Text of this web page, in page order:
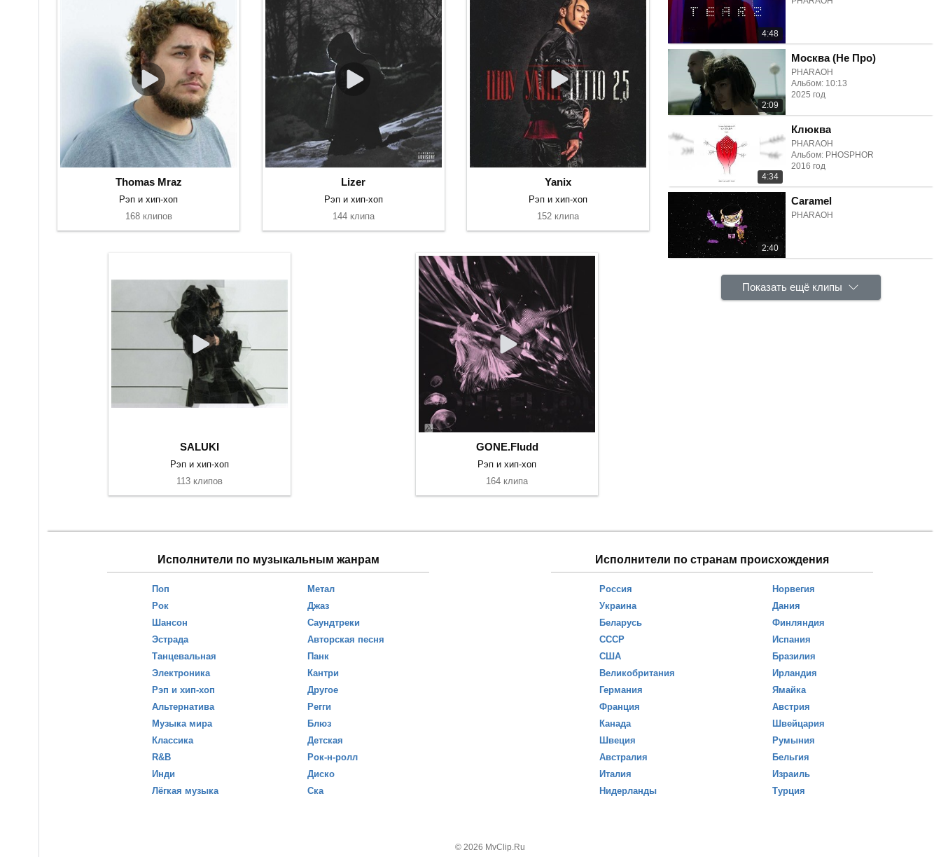
4:48
2:09
Москва (Не Про)
PHARAOH
Альбом: 10:13
2025 год
4:34
Клюква
PHARAOH
Альбом: PHOSPHOR
2016 год
2:40
Caramel
PHARAOH
Показать ещё клипы
Thomas Mraz
Рэп и хип-хоп
168 клипов
Lizer
Рэп и хип-хоп
144 клипа
Yanix
Рэп и хип-хоп
152 клипа
SALUKI
Рэп и хип-хоп
113 клипов
GONE.Fludd
Рэп и хип-хоп
164 клипа
Исполнители по музыкальным жанрам
Поп
Рок
Шансон
Эстрада
Танцевальная
Электроника
Рэп и хип-хоп
Альтернатива
Музыка мира
Классика
R&B
Инди
Лёгкая музыка
Метал
Джаз
Саундтреки
Авторская песня
Панк
Кантри
Другое
Регги
Блюз
Детская
Рок-н-ролл
Диско
Ска
Исполнители по странам происхождения
Россия
Украина
Беларусь
СССР
США
Великобритания
Германия
Франция
Канада
Швеция
Австралия
Италия
Нидерланды
Норвегия
Дания
Финляндия
Испания
Бразилия
Ирландия
Ямайка
Австрия
Швейцария
Румыния
Бельгия
Израиль
Турция
© 2026 MvClip.Ru